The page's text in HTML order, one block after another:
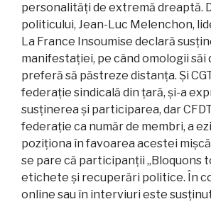
personalități de extremă dreaptă.
politicului, Jean-Luc Melenchon,
La France Insoumise declară
manifestației, pe când omologii săi
preferă să păstreze distanța. Și
federație sindicală din țară, și-a
susținerea și participarea, dar
federație ca număr de membri, a
poziționa în favoarea acestei
se pare că participanții „Bloquons
etichete și recuperări politice. În
online sau în interviuri este